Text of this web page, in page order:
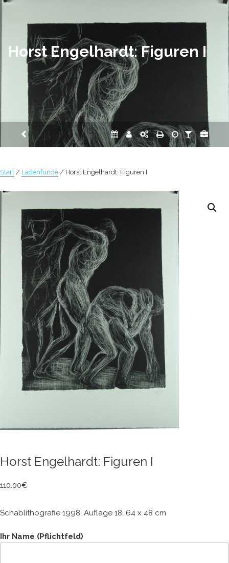
Zum
springen
Horst Engelhardt: Figuren I
Start / Ladenfunde / Horst Engelhardt: Figuren I
Horst Engelhardt: Figuren I
110.00€
Schablithografie 1998, Auflage 18, 64 x 48 cm
Ihr Name (Pflichtfeld)